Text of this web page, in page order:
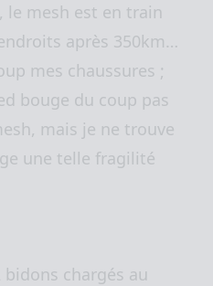
le mesh est en train
après 350km…
mes chaussures ;
bouge du coup pas
mais je ne trouve
une telle fragilité
bidons chargés au